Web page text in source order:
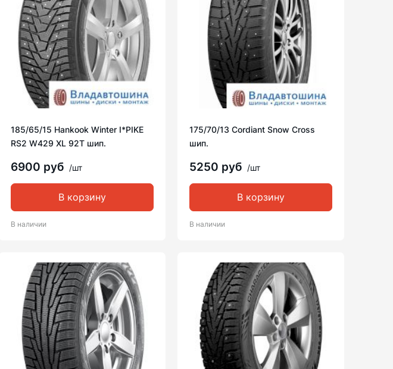
185/65/15 Hankook Winter I*PIKE
RS2 W429 XL 92T шип.
6900 руб /шт
В корзину
В наличии
175/70/13 Cordiant Snow Cross
шип.
5250 руб /шт
В корзину
В наличии